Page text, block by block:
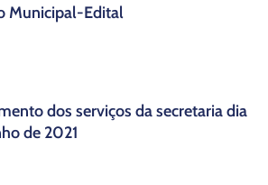
Municipal-Edital
dos serviços da secretaria dia
de 2021